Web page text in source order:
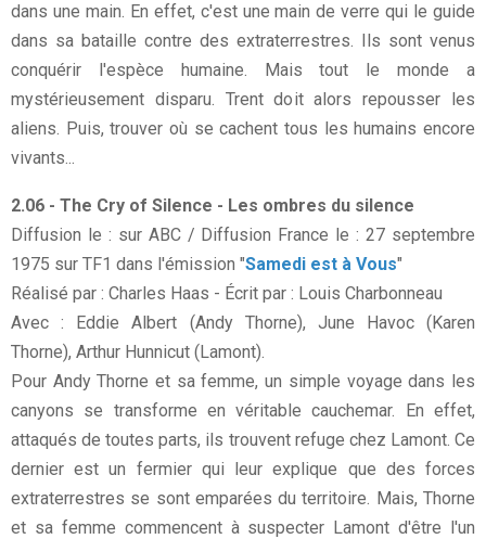
dans une main. En effet, c'est une main de verre qui le guide
dans sa bataille contre des extraterrestres. Ils sont venus
conquérir l'espèce humaine. Mais tout le monde a
mystérieusement disparu. Trent doit alors repousser les
aliens. Puis, trouver où se cachent tous les humains encore
vivants...
2.06 - The Cry of Silence - Les ombres du silence
Diffusion le : sur ABC / Diffusion France le : 27 septembre
1975 sur TF1 dans l'émission "Samedi est à Vous"
Réalisé par : Charles Haas - Écrit par : Louis Charbonneau
Avec : Eddie Albert (Andy Thorne), June Havoc (Karen
Thorne), Arthur Hunnicut (Lamont).
Pour Andy Thorne et sa femme, un simple voyage dans les
canyons se transforme en véritable cauchemar. En effet,
attaqués de toutes parts, ils trouvent refuge chez Lamont. Ce
dernier est un fermier qui leur explique que des forces
extraterrestres se sont emparées du territoire. Mais, Thorne
et sa femme commencent à suspecter Lamont d'être l'un